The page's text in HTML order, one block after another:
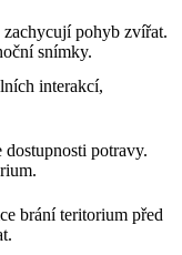
pohyb zvířat.
snímky.
interakcí,
potravy.
brání teritorium před